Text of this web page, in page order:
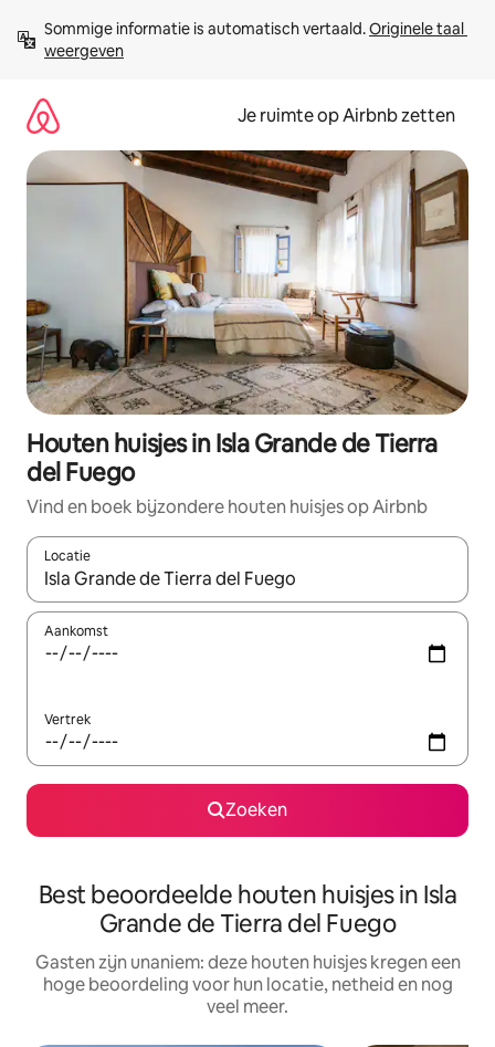
direct
naar
Sommige informatie is automatisch vertaald. Originele taal
weergeven
Je ruimte op Airbnb zetten
Houten huisjes in Isla Grande de Tierra
del Fuego
Vind en boek bijzondere houten huisjes op Airbnb
Locatie
Wanneer er suggesties beschikbaar zijn, maak je een keuze
Aankomst
Vertrek
Zoeken
Best beoordeelde houten huisjes in Isla
Grande de Tierra del Fuego
Gasten zijn unaniem: deze houten huisjes kregen een
hoge beoordeling voor hun locatie, netheid en nog
veel meer.